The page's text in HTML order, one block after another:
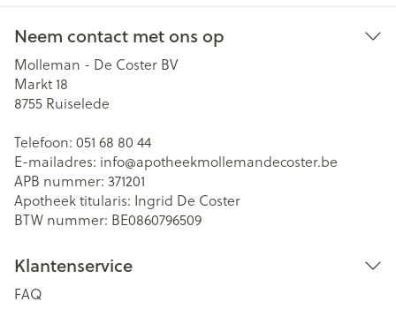
Neem contact met ons op
Molleman - De Coster BV
Markt 18
8755 Ruiselede
Telefoon: 051 68 80 44
E-mailadres: info@apotheekmollemandecoster.be
APB nummer: 371201
Apotheek titularis: Ingrid De Coster
BTW nummer: BE0860796509
Klantenservice
FAQ